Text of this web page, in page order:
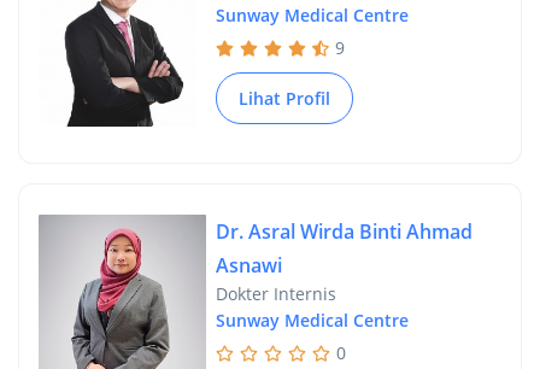
Sunway Medical Centre
9
Lihat Profil
Dr. Asral Wirda Binti Ahmad
Asnawi
Dokter Internis
Sunway Medical Centre
0